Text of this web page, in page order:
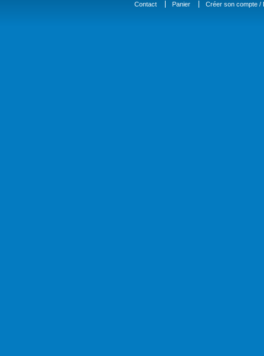
Contact Panier Créer son compte /